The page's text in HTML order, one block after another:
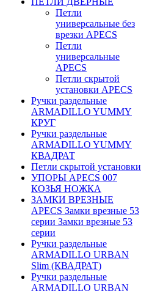
Петли
универсальные без
врезки APECS
Петли
универсальные
APECS
Петли скрытой
установки APECS
Ручки раздельные
ARMADILLO YUMMY
КРУГ
Ручки раздельные
ARMADILLO YUMMY
КВАДРАТ
Петли скрытой установки
УПОРЫ APECS 007
КОЗЬЯ НОЖКА
ЗАМКИ ВРЕЗНЫЕ
APECS Замки врезные 53
серии Замки врезные 53
серии
Ручки раздельные
ARMADILLO URBAN
Slim (КВАДРАТ)
Ручки раздельные
ARMADILLO URBAN